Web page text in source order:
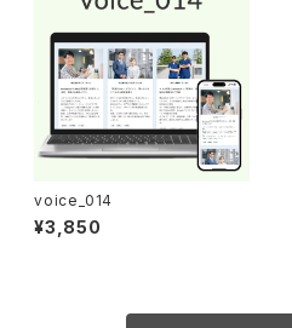
voice_014
¥3,850